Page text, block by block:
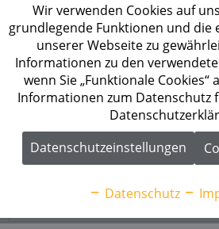
Merken
Artikel-Nr.: 270075
Beschreibung
Solax T-BAT HS 7.5
Hochvolt-Speicherturm mit
Wir verwenden Cookies auf
grundlegende Funktionen und die
unserer Webseite zu
Informationen zu den
wenn Sie „Funktionale Cookies“
Informationen zum Datenschutz
Datenschutzeinstellungen
Datenschutz